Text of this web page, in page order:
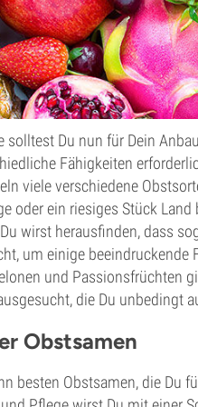
solltest Du nun für Dein
Fähigkeiten
viele verschiedene
oder ein riesiges Stück
wirst herausfinden, dass
um einige
und Passionsfrüchten
die Du unbedingt
Obstsamen
besten Obstsamen, die Du